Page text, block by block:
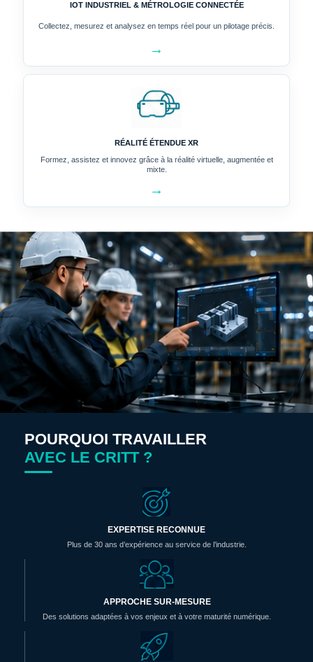
IOT INDUSTRIEL & MÉTROLOGIE CONNECTÉE
Collectez, mesurez et analysez en temps réel pour un pilotage précis.
→
RÉALITÉ ÉTENDUE XR
Formez, assistez et innovez grâce à la réalité virtuelle, augmentée et
mixte.
→
POURQUOI TRAVAILLER
AVEC LE CRITT ?
EXPERTISE RECONNUE
Plus de 30 ans d’expérience au service de l’industrie.
APPROCHE SUR-MESURE
Des solutions adaptées à vos enjeux et à votre maturité numérique.